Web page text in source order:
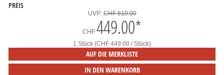
PREIS
UVP:CHF 610.00
CHF 449.00*
1 Stück (CHF 449.00 / Stück)
AUF DIE MERKLISTE
IN DEN WARENKORB